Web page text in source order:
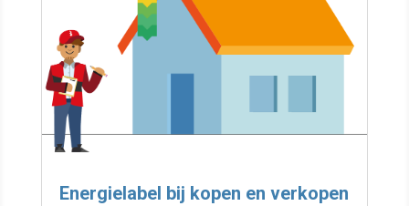
Energielabel bij kopen en verkopen